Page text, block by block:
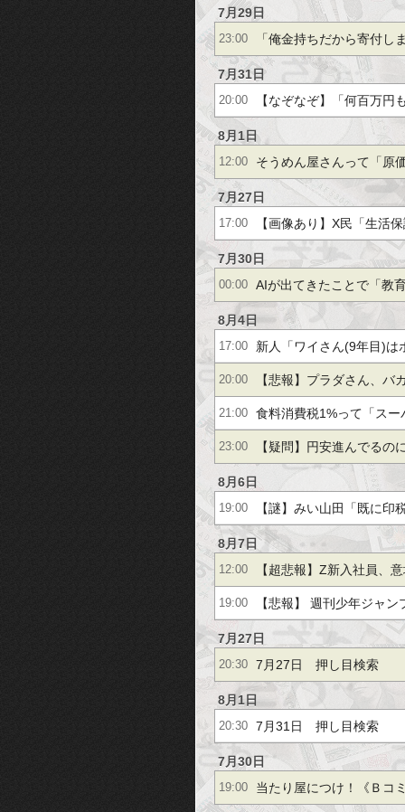
ぎへん？
7月29日
23:00 「俺金持ちだから寄付
ういう奴が全然いない理
7月31日
20:00 【なぞなぞ】「何百万円
たのに、その人は警察に
た。」←なぜでしょう？
8月1日
12:00 そうめん屋さんって「原
いなもんだからクッソ儲
7月27日
17:00 【画像あり】X民「生活
手取り月18万で働いてる
7月30日
00:00 AIが出てきたことで「教
いなく崩壊するよな？
8月4日
17:00 新人「ワイさん(9年目)は
基本給あるでしょｗ」ワ
20:00 【悲報】プラダさん、バ
っても「1/3」しか買えず
21:00 食料消費税1%って「スー
応」で大変なことになら
23:00 【疑問】円安進んでるの
げ」をしない理由ｗｗｗ
8月6日
19:00 【謎】みい山田「既に印
す」←こいつがネットの
なる理由
8月7日
12:00 【超悲報】Z新入社員、
員旅行」の計画をやらな
19:00 【悲報】 週刊少年ジャ
部数653万部から急降下
部」を割ってしまうｗｗ
7月27日
20:30 7月27日 押し目検索
8月1日
20:30 7月31日 押し目検索
7月30日
19:00 当たり屋につけ！《Ｂコ